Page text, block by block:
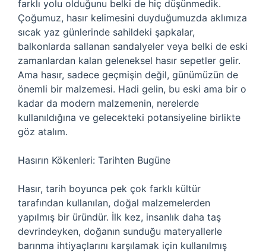
farklı yolu olduğunu belki de hiç düşünmedik.
Çoğumuz, hasır kelimesini duyduğumuzda aklımıza
sıcak yaz günlerinde sahildeki şapkalar,
balkonlarda sallanan sandalyeler veya belki de eski
zamanlardan kalan geleneksel hasır sepetler gelir.
Ama hasır, sadece geçmişin değil, günümüzün de
önemli bir malzemesi. Hadi gelin, bu eski ama bir o
kadar da modern malzemenin, nerelerde
kullanıldığına ve gelecekteki potansiyeline birlikte
göz atalım.
Hasırın Kökenleri: Tarihten Bugüne
Hasır, tarih boyunca pek çok farklı kültür
tarafından kullanılan, doğal malzemelerden
yapılmış bir üründür. İlk kez, insanlık daha taş
devrindeyken, doğanın sunduğu materyallerle
barınma ihtiyaçlarını karşılamak için kullanılmış